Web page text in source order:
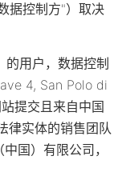
据控制方"）取决
用户，数据控制
4, San Polo di
提交且来自中国
律实体的销售团队
国）有限公司，